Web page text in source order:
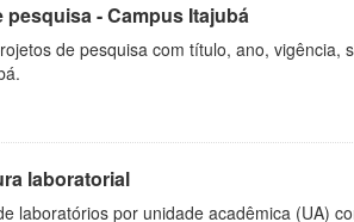
pesquisa - Campus Itajubá
de pesquisa com título, ano,
laboratorial
laboratórios por unidade acadêmica (UA)